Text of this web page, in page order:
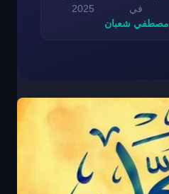
في
2025
مصطفي شعبان